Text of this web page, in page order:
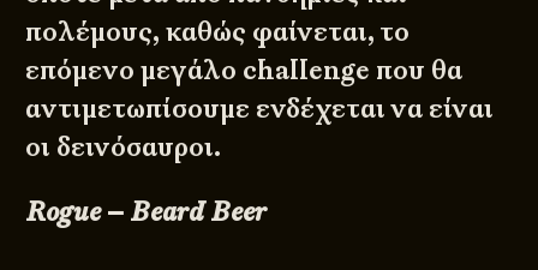
πολέμους, καθώς φαίνεται, το
επόμενο μεγάλο challenge που θα
αντιμετωπίσουμε ενδέχεται να είναι
οι δεινόσαυροι.
Rogue – Beard Beer